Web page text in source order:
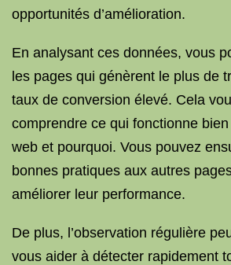
opportunités d’amélioration.
En analysant ces données, vous
les pages qui génèrent le plus de
taux de conversion élevé. Cela
comprendre ce qui fonctionne
web et pourquoi. Vous pouvez
bonnes pratiques aux autres
améliorer leur performance.
De plus, l’observation régulière
vous aider à détecter rapidement